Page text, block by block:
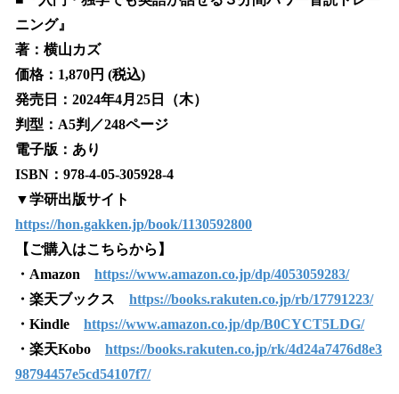
ニング』
著：横山カズ
価格：1,870円 (税込)
発売日：2024年4月25日（木）
判型：A5判／248ページ
電子版：あり
ISBN：978-4-05-305928-4
▼学研出版サイト
https://hon.gakken.jp/book/1130592800
【ご購入はこちらから】
・Amazon https://www.amazon.co.jp/dp/4053059283/
・楽天ブックス https://books.rakuten.co.jp/rb/17791223/
・Kindle https://www.amazon.co.jp/dp/B0CYCT5LDG/
・楽天Kobo https://books.rakuten.co.jp/rk/4d24a7476d8e3
98794457e5cd54107f7/